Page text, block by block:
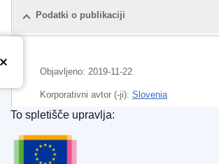
Podatki o publikaciji
Objavljeno: 2019-11-22
Korporativni avtor (-ji): Slovenia
Urad za publikacije Evropske unije
To spletišče upravlja: